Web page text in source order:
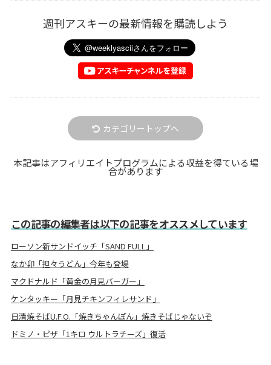
週刊アスキーの最新情報を購読しよう
カテゴリートップへ
本記事はアフィリエイトプログラムによる収益を得ている場
合があります
この記事の編集者は以下の記事をオススメしています
ローソン新サンドイッチ「SAND FULL」
なか卯「担々うどん」今年も登場
マクドナルド「黄金の月見バーガー」
ケンタッキー「月見チキンフィレサンド」
日清焼そばU.F.O.「焼きちゃんぽん」焼きそばじゃないぞ
ドミノ・ピザ「1キロ ウルトラチーズ」復活